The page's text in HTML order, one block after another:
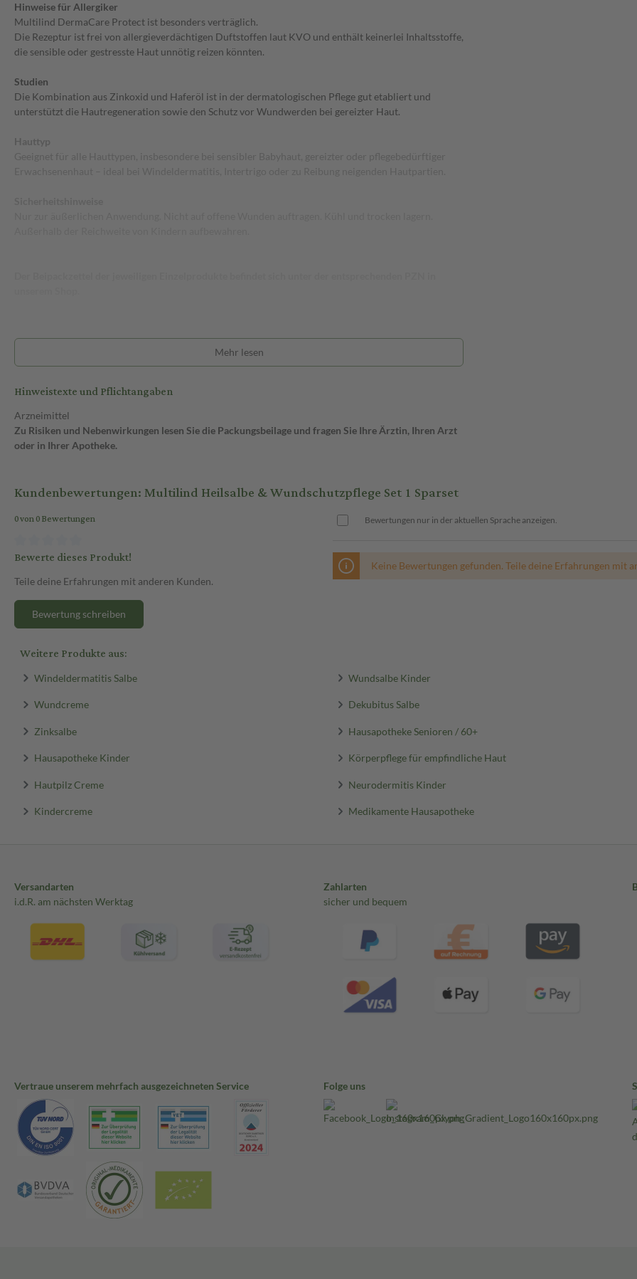
Hinweise für Allergiker
Multilind DermaCare Protect ist besonders verträglich.
Die Rezeptur ist frei von allergieverdächtigen Duftstoffen laut KVO und enthält keinerlei Inhaltsstoffe,
die sensible oder gestresste Haut unnötig reizen könnten.
Studien
Die Kombination aus Zinkoxid und Haferöl ist in der dermatologischen Pflege gut etabliert und
unterstützt die Hautregeneration sowie den Schutz vor Wundwerden bei gereizter Haut.
Hauttyp
Geeignet für alle Hauttypen, insbesondere bei sensibler Babyhaut, gereizter oder pflegebedürftiger
Mehr lesen
Hinweistexte und Pflichtangaben
Arzneimittel
Zu Risiken und Nebenwirkungen lesen Sie die Packungsbeilage und fragen Sie Ihre Ärztin, Ihren Arzt
oder in Ihrer Apotheke.
Kundenbewertungen: Multilind Heilsalbe & Wundschutzpflege Set 1 Sparset
0 von 0 Bewertungen
Bewerte dieses Produkt!
Teile deine Erfahrungen mit anderen Kunden.
Bewertung schreiben
Bewertungen nur in der aktuellen Sprache anzeigen.
Keine Bewertungen gefunden. Teile deine Erfahrungen mit
Weitere Produkte aus:
Windeldermatitis Salbe Wundsalbe Kinder
Wundcreme Dekubitus Salbe
Zinksalbe Hausapotheke Senioren / 60+
Hausapotheke Kinder Körperpflege für empfindliche Haut
Hautpilz Creme Neurodermitis Kinder
Kindercreme Medikamente Hausapotheke
Versandarten
i.d.R. am nächsten Werktag
Zahlarten
sicher und bequem
Vertraue unserem mehrfach ausgezeichneten Service Folge uns